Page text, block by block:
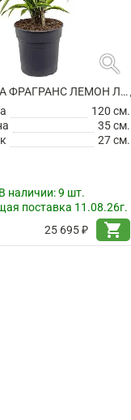
search
ДРАЦЕНА ФРАГРАНС ЛЕМОН ЛАЙМ РАЗВЕТВЛЕННАЯ
120 см.
35 см.
27 см.
наличии:9 шт.
поставка 11.08.26г.
25 695 ₽
shopping_cart